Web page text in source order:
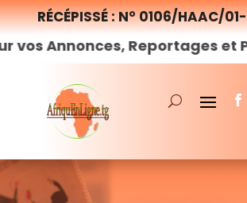
RÉCÉPISSÉ : N° 0106/HAAC/
Reportages et